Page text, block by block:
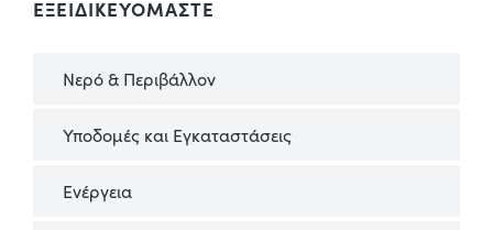
ΕΞΕΙΔΙΚΕΥΟΜΑΣΤΕ
Νερό & Περιβάλλον
Υποδομές και Εγκαταστάσεις
Ενέργεια